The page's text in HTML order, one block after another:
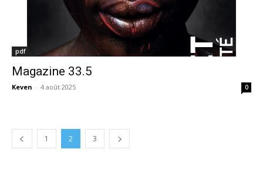
pdf
Magazine 33.5
Keven - 4 août 2025 0
1 2 3